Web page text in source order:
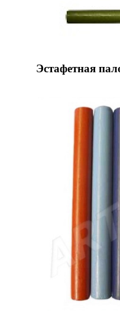
Эстафетная